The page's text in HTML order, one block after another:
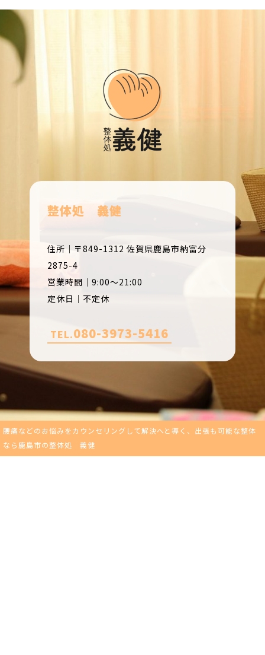
整体処 義健
住所｜〒849-1312 佐賀県鹿島市納富分
2875-4
営業時間｜9:00～21:00
定休日｜不定休
TEL.080-3973-5416
腰痛などのお悩みをカウンセリングして解決へと導く、出張も可能な整体
なら鹿島市の整体処 義健